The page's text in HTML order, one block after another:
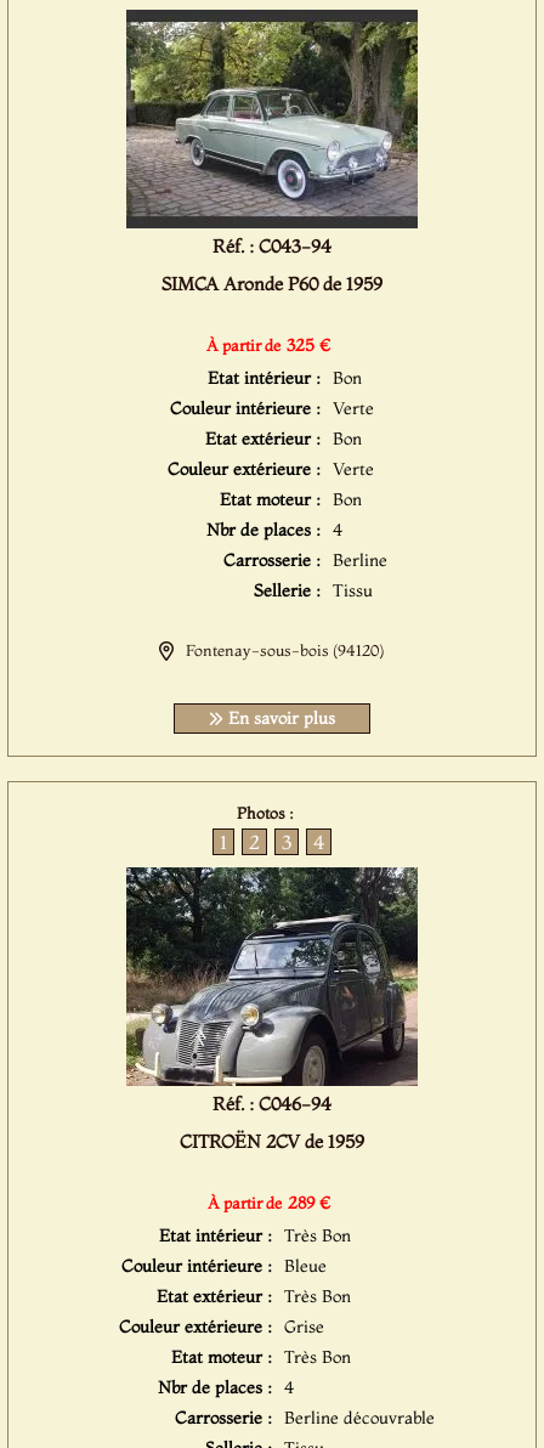
Réf. : C043-94
SIMCA Aronde P60 de 1959
À partir de 325 €
Etat intérieur : Bon
Couleur intérieure : Verte
Etat extérieur : Bon
Couleur extérieure : Verte
Etat moteur : Bon
Nbr de places : 4
Carrosserie : Berline
Sellerie : Tissu
Fontenay-sous-bois (94120)
En savoir plus
Photos :
1 2 3 4
Réf. : C046-94
CITROËN 2CV de 1959
À partir de 289 €
Etat intérieur : Très Bon
Couleur intérieure : Bleue
Etat extérieur : Très Bon
Couleur extérieure : Grise
Etat moteur : Très Bon
Nbr de places : 4
Carrosserie : Berline découvrable